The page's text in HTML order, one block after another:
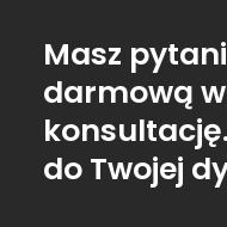
Masz
darmową
do Twojej